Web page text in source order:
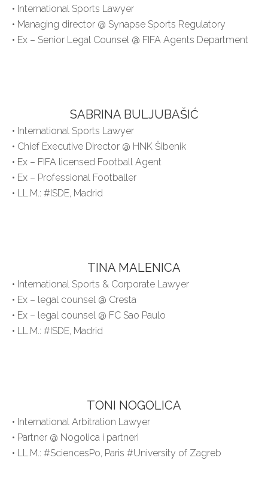
• International Sports Lawyer
• Managing director @ Synapse Sports Regulatory
• Ex – Senior Legal Counsel @ FIFA Agents Department
SABRINA BULJUBAŠIĆ
• International Sports Lawyer
• Chief Executive Director @ HNK Šibenik
• Ex – FIFA licensed Football Agent
• Ex – Professional Footballer
• LL.M.: #ISDE, Madrid
TINA MALENICA
• International Sports & Corporate Lawyer
• Ex – legal counsel @ Cresta
• Ex – legal counsel @ FC Sao Paulo
• LL.M.: #ISDE, Madrid
TONI NOGOLICA
• International Arbitration Lawyer
• Partner @ Nogolica i partneri
• LL.M.: #SciencesPo, Paris #University of Zagreb